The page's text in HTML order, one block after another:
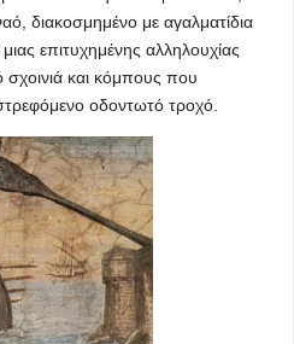
διακοσμημένο με αγαλματίδια
επιτυχημένης αλληλουχίας
και κόμπους που
οδοντωτό τροχό.